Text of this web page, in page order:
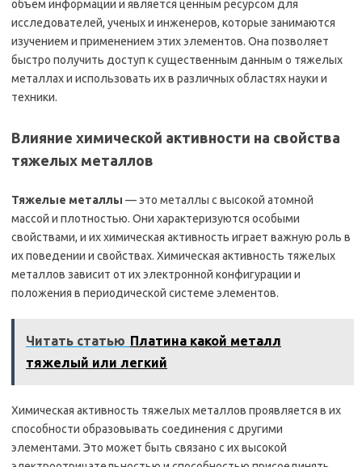
объем информации и является ценным ресурсом для
исследователей, ученых и инженеров, которые занимаются
изучением и применением этих элементов. Она позволяет
быстро получить доступ к существенным данным о тяжелых
металлах и использовать их в различных областях науки и
техники.
Влияние химической активности на свойства
тяжелых металлов
Тяжелые металлы — это металлы с высокой атомной
массой и плотностью. Они характеризуются особыми
свойствами, и их химическая активность играет важную роль в
их поведении и свойствах. Химическая активность тяжелых
металлов зависит от их электронной конфигурации и
положения в периодической системе элементов.
Читать статью Платина какой металл
тяжелый или легкий
Химическая активность тяжелых металлов проявляется в их
способности образовывать соединения с другими
элементами. Это может быть связано с их высокой